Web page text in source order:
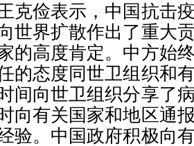
俭表示，中国抗击疫
世界扩散作出了重大
的高度肯定。中方始
的态度同世卫组织和
间向世卫组织分享了
向有关国家和地区通
验。中国政府积极向